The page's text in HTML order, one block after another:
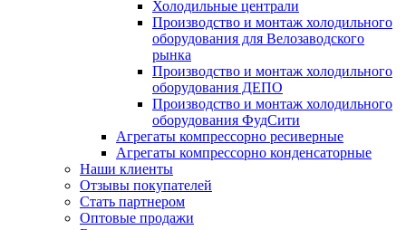
Холодильные централи
Производство и монтаж холодильного
оборудования для Велозаводского
рынка
Производство и монтаж холодильного
оборудования ДЕПО
Производство и монтаж холодильного
оборудования ФудСити
Агрегаты компрессорно ресиверные
Агрегаты компрессорно конденсаторные
Наши клиенты
Отзывы покупателей
Стать партнером
Оптовые продажи